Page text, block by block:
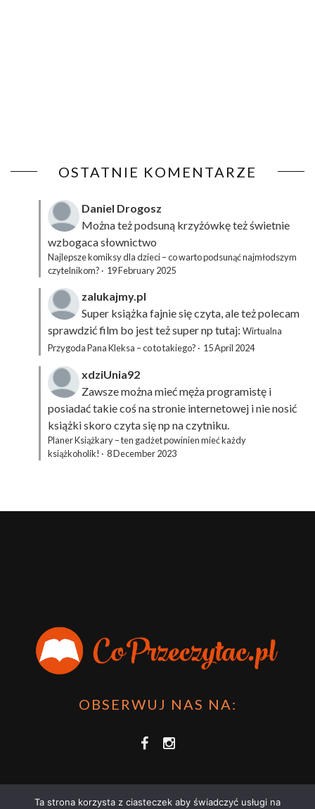
OSTATNIE KOMENTARZE
Daniel Drogosz
Można też podsuną krzyżówkęteż świetnie
wzbogaca słownictwo
Najlepsze komiksy dla dzieci – co warto podsunąć najmłodszym
czytelnikom? · 19 February 2025
zalukajmy.pl
Super książka fajnie się czyta, ale też polecam
sprawdzić film bo jest też super np tutaj: Wirtualna
Przygoda Pana Kleksa – co to takiego? · 15 April 2024
xdziUnia92
Zawsze można mieć męża programistę i
posiadać takie coś na stronie internetowej i nie nosić
książki skoro czyta się np na czytniku.
Planer Książkary – ten gadżet powinien mieć każdy
książkoholik! · 8 December 2023
OBSERWUJ NAS NA:
Ta strona korzysta z ciasteczek aby świadczyć usługi na